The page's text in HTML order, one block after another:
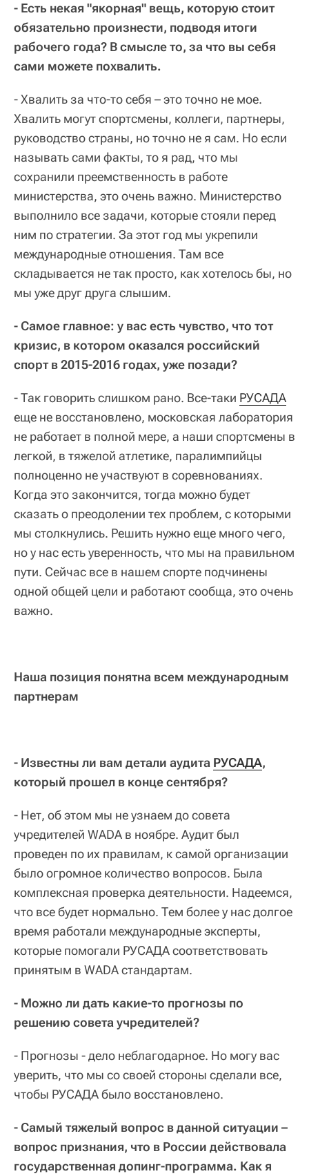
- Есть некая "якорная" вещь, которую стоит
обязательно произнести, подводя итоги
рабочего года? В смысле то, за что вы себя
сами можете похвалить.
- Хвалить за что-то себя – это точно не мое.
Хвалить могут спортсмены, коллеги, партнеры,
руководство страны, но точно не я сам. Но если
называть сами факты, то я рад, что мы
сохранили преемственность в работе
министерства, это очень важно. Министерство
выполнило все задачи, которые стояли перед
ним по стратегии. За этот год мы укрепили
международные отношения. Там все
складывается не так просто, как хотелось бы, но
мы уже друг друга слышим.
- Самое главное: у вас есть чувство, что тот
кризис, в котором оказался российский
спорт в 2015-2016 годах, уже позади?
- Так говорить слишком рано. Все-таки РУСАДА
еще не восстановлено, московская лаборатория
не работает в полной мере, а наши спортсмены в
легкой, в тяжелой атлетике, паралимпийцы
полноценно не участвуют в соревнованиях.
Когда это закончится, тогда можно будет
сказать о преодолении тех проблем, с которыми
мы столкнулись. Решить нужно еще много чего,
но у нас есть уверенность, что мы на правильном
пути. Сейчас все в нашем спорте подчинены
одной общей цели и работают сообща, это очень
важно.
Наша позиция понятна всем международным
партнерам
- Известны ли вам детали аудита РУСАДА,
который прошел в конце сентября?
- Нет, об этом мы не узнаем до совета
учредителей WADA в ноябре. Аудит был
проведен по их правилам, к самой организации
было огромное количество вопросов. Была
комплексная проверка деятельности. Надеемся,
что все будет нормально. Тем более у нас долгое
время работали международные эксперты,
которые помогали РУСАДА соответствовать
принятым в WADA стандартам.
- Можно ли дать какие-то прогнозы по
решению совета учредителей?
- Прогнозы - дело неблагодарное. Но могу вас
уверить, что мы со своей стороны сделали все,
чтобы РУСАДА было восстановлено.
- Самый тяжелый вопрос в данной ситуации –
вопрос признания, что в России действовала
государственная допинг-программа. Как я